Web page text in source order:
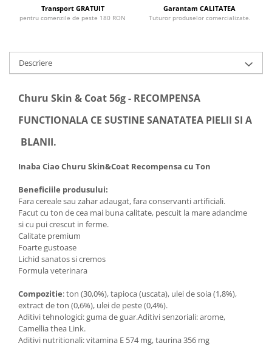
Transport GRATUIT
pentru comenzile de peste 180 RON
Garantam CALITATEA
Tuturor produselor comercializate.
Descriere
Churu Skin & Coat 56g - RECOMPENSA
FUNCTIONALA CE SUSTINE SANATATEA PIELII SI A
BLANII.
Inaba Ciao Churu Skin&Coat Recompensa cu Ton
Beneficiile produsului:
Fara cereale sau zahar adaugat, fara conservanti artificiali.
Facut cu ton de cea mai buna calitate, pescuit la mare adancime
si cu pui crescut in ferme.
Calitate premium
Foarte gustoase
Lichid sanatos si cremos
Formula veterinara
Compozitie: ton (30,0%), tapioca (uscata), ulei de soia (1,8%),
extract de ton (0,6%), ulei de peste (0,4%).
Aditivi tehnologici: guma de guar.Aditivi senzoriali: arome,
Camellia thea Link.
Aditivi nutritionali: vitamina E 574 mg, taurina 356 mg